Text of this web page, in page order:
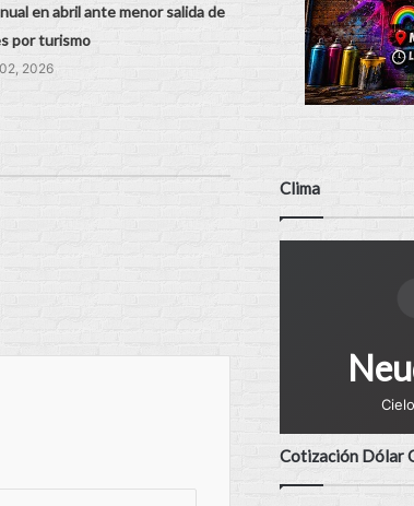
en abril ante menor salida de
por turismo
2026
Clima
Cotización Dólar